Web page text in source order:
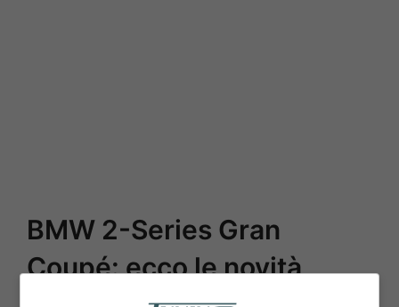
BMW 2-Series Gran
Coupé: ecco le novità